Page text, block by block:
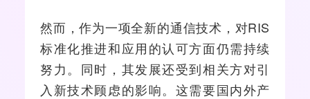
然而，作为一项全新的通信技术，对RIS
标准化推进和应用的认可方面仍需持续
努力。同时，其发展还受到相关方对引
入新技术顾虑的影响。这需要国内外产